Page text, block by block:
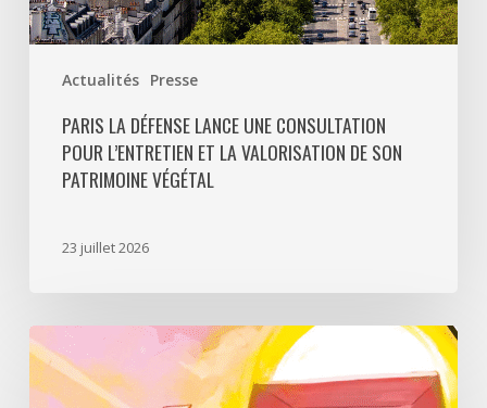
Actualités Presse
patrimoine
végétal
PARIS LA DÉFENSE LANCE UNE CONSULTATION
POUR L’ENTRETIEN ET LA VALORISATION DE SON
PATRIMOINE VÉGÉTAL
23 juillet 2026
Paris
La
Défense